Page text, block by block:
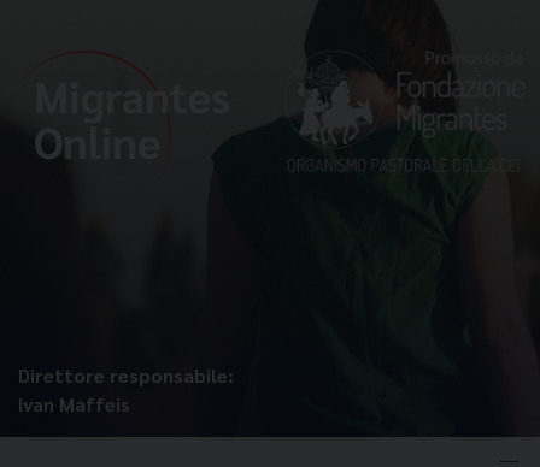
Direttore responsabile:
Ivan Maffeis